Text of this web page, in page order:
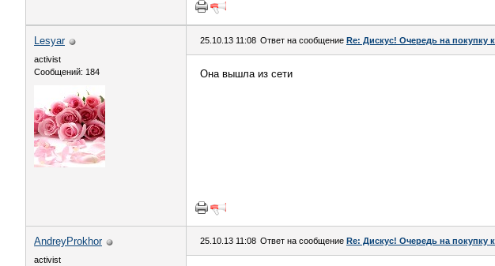
Lesyar
activist
Сообщений: 184
25.10.13 11:08 Ответ на сообщение Re: Дискус! Очередь на покупку
Она вышла из сети
AndreyProkhor
activist
25.10.13 11:08 Ответ на сообщение Re: Дискус! Очередь на покупку